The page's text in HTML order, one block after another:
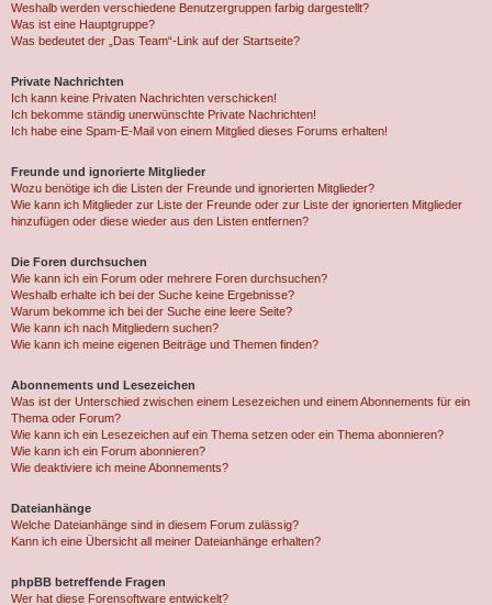
Weshalb werden verschiedene Benutzergruppen farbig dargestellt?
Was ist eine Hauptgruppe?
Was bedeutet der „Das Team“-Link auf der Startseite?
Private Nachrichten
Ich kann keine Privaten Nachrichten verschicken!
Ich bekomme ständig unerwünschte Private Nachrichten!
Ich habe eine Spam-E-Mail von einem Mitglied dieses Forums erhalten!
Freunde und ignorierte Mitglieder
Wozu benötige ich die Listen der Freunde und ignorierten Mitglieder?
Wie kann ich Mitglieder zur Liste der Freunde oder zur Liste der ignorierten Mitglieder
hinzufügen oder diese wieder aus den Listen entfernen?
Die Foren durchsuchen
Wie kann ich ein Forum oder mehrere Foren durchsuchen?
Weshalb erhalte ich bei der Suche keine Ergebnisse?
Warum bekomme ich bei der Suche eine leere Seite?
Wie kann ich nach Mitgliedern suchen?
Wie kann ich meine eigenen Beiträge und Themen finden?
Abonnements und Lesezeichen
Was ist der Unterschied zwischen einem Lesezeichen und einem Abonnements für ein
Thema oder Forum?
Wie kann ich ein Lesezeichen auf ein Thema setzen oder ein Thema abonnieren?
Wie kann ich ein Forum abonnieren?
Wie deaktiviere ich meine Abonnements?
Dateianhänge
Welche Dateianhänge sind in diesem Forum zulässig?
Kann ich eine Übersicht all meiner Dateianhänge erhalten?
phpBB betreffende Fragen
Wer hat diese Forensoftware entwickelt?